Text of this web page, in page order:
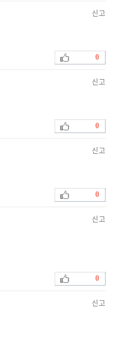
신고
0
신고
0
신고
0
신고
0
신고